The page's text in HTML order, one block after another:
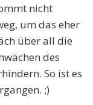
nicht
um das eher
über all die
des
So ist es
;)